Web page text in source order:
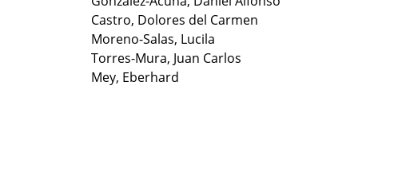
Castro, Dolores del Carmen
Moreno-Salas, Lucila
Torres-Mura, Juan Carlos
Mey, Eberhard